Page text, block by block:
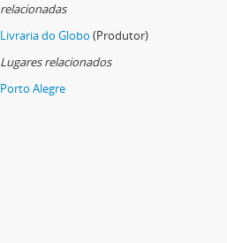
relacionadas
Livraria do Globo (Produtor)
Lugares relacionados
Porto Alegre